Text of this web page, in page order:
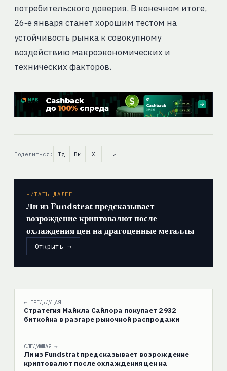
потребительского доверия. В конечном итоге,
26‑е января станет хорошим тестом на
устойчивость рынка к совокупному
воздействию макроэкономических и
технических факторов.
Поделиться: Tg Вк X ↗
ЧИТАТЬ ДАЛЕЕ
Ли из Fundstrat предсказывает
возрождение криптовалют после
охлаждения цен на драгоценные металлы
Открыть →
← ПРЕДЫДУЩАЯ
Стратегия Майкла Сайлора покупает 2 932
биткойна в разгаре рыночной распродажи
СЛЕДУЮЩАЯ →
Ли из Fundstrat предсказывает возрождение
криптовалют после охлаждения цен на